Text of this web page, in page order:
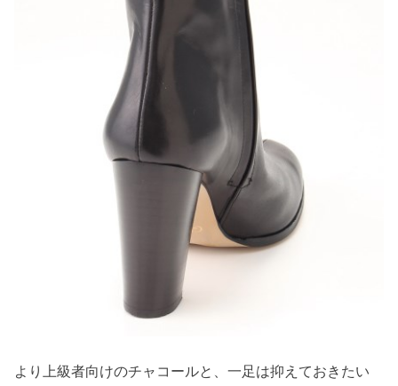
より上級者向けのチャコールと、一足は抑えておきたい